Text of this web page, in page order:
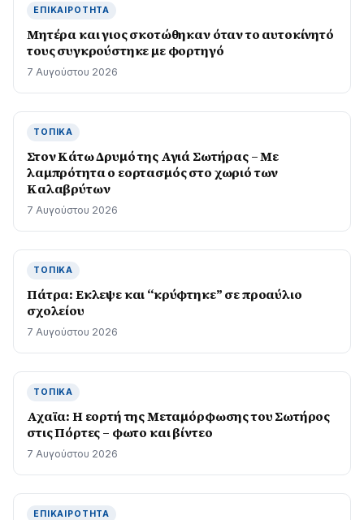
ΕΠΙΚΑΙΡΌΤΗΤΑ
Μητέρα και γιος σκοτώθηκαν όταν το αυτοκίνητό
τους συγκρούστηκε με φορτηγό
7 Αυγούστου 2026
ΤΟΠΙΚΆ
Στον Κάτω Δρυμό της Αγιά Σωτήρας – Με
λαμπρότητα ο εορτασμός στο χωριό των
Καλαβρύτων
7 Αυγούστου 2026
ΤΟΠΙΚΆ
Πάτρα: Εκλεψε και “κρύφτηκε” σε προαύλιο
σχολείου
7 Αυγούστου 2026
ΤΟΠΙΚΆ
Αχαϊα: Η εορτή της Μεταμόρφωσης του Σωτήρος
στις Πόρτες – φωτο και βίντεο
7 Αυγούστου 2026
ΕΠΙΚΑΙΡΌΤΗΤΑ